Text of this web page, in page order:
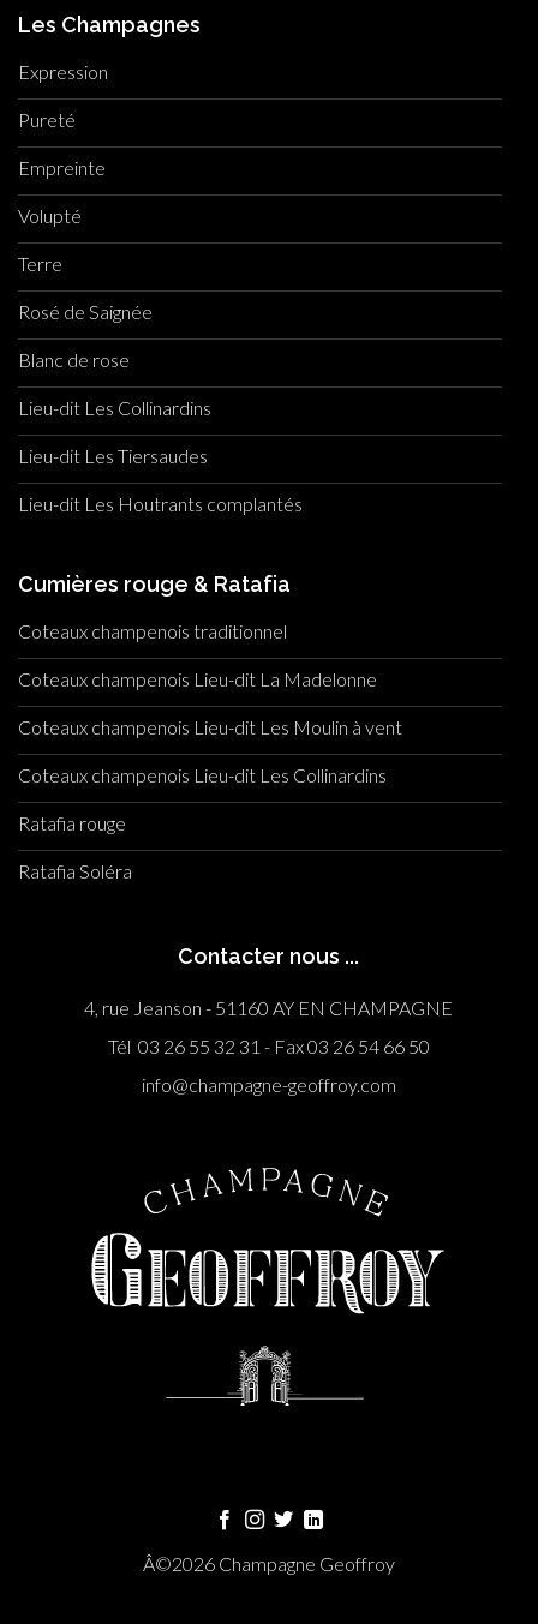
Les Champagnes
Expression
Pureté
Empreinte
Volupté
Terre
Rosé de Saignée
Blanc de rose
Lieu-dit Les Collinardins
Lieu-dit Les Tiersaudes
Lieu-dit Les Houtrants complantés
Cumières rouge & Ratafia
Coteaux champenois traditionnel
Coteaux champenois Lieu-dit La Madelonne
Coteaux champenois Lieu-dit Les Moulin à vent
Coteaux champenois Lieu-dit Les Collinardins
Ratafia rouge
Ratafia Soléra
Contacter nous ...
4, rue Jeanson - 51160 AY EN CHAMPAGNE
Tél 03 26 55 32 31 - Fax 03 26 54 66 50
info@champagne-geoffroy.com
Â©2026 Champagne Geoffroy